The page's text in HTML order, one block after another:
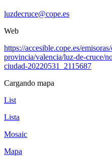
luzdecruce@cope.es
Web
https://accesible.cope.es/
provincia/valencia/luz-de-cruce/
ciudad-20220531_2115687
Cargando mapa
List
Lista
Mosaic
Mapa